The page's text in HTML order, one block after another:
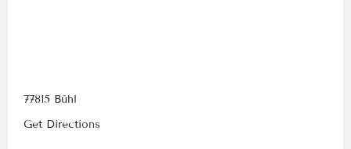
77815 Bühl
Get Directions